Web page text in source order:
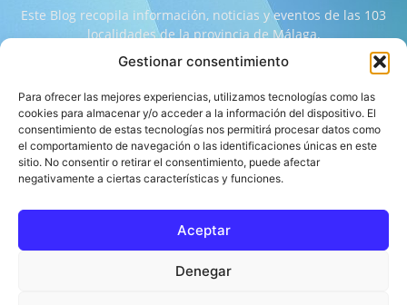
Gestionar consentimiento
Para ofrecer las mejores experiencias, utilizamos tecnologías como las
cookies para almacenar y/o acceder a la información del dispositivo. El
consentimiento de estas tecnologías nos permitirá procesar datos como
el comportamiento de navegación o las identificaciones únicas en este
sitio. No consentir o retirar el consentimiento, puede afectar
negativamente a ciertas características y funciones.
Aceptar
Denegar
Este Blog recopila información, noticias y eventos de las 103
localidades de la provincia de Málaga.
Contáctanos: info@103malaga.com
SÍGUENOS
Equipo de 103 Málaga
Aviso Legal